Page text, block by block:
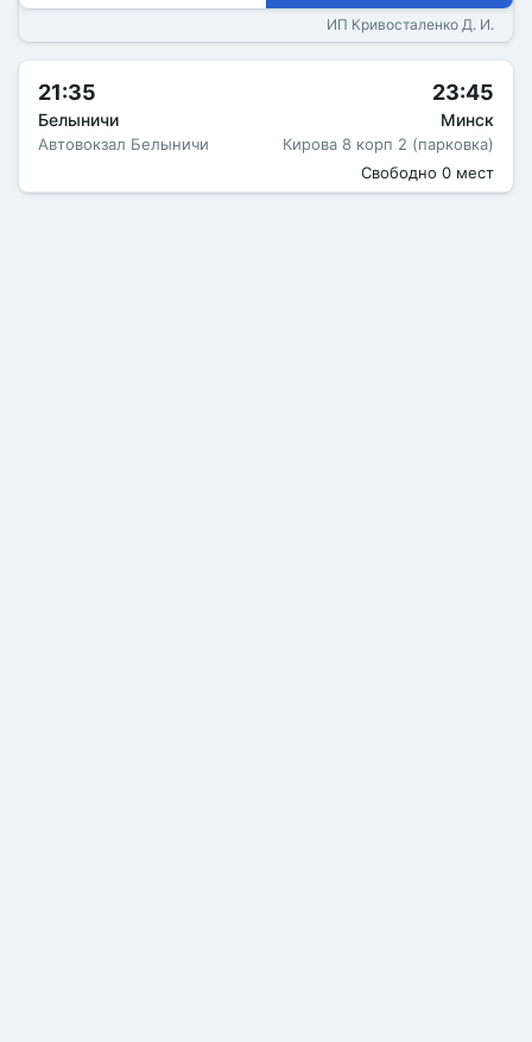
ИП Кривосталенко Д. И.
21:35
Белыничи
Автовокзал Белыничи
23:45
Минск
Кирова 8 корп 2 (парковка)
Свободно 0 мест